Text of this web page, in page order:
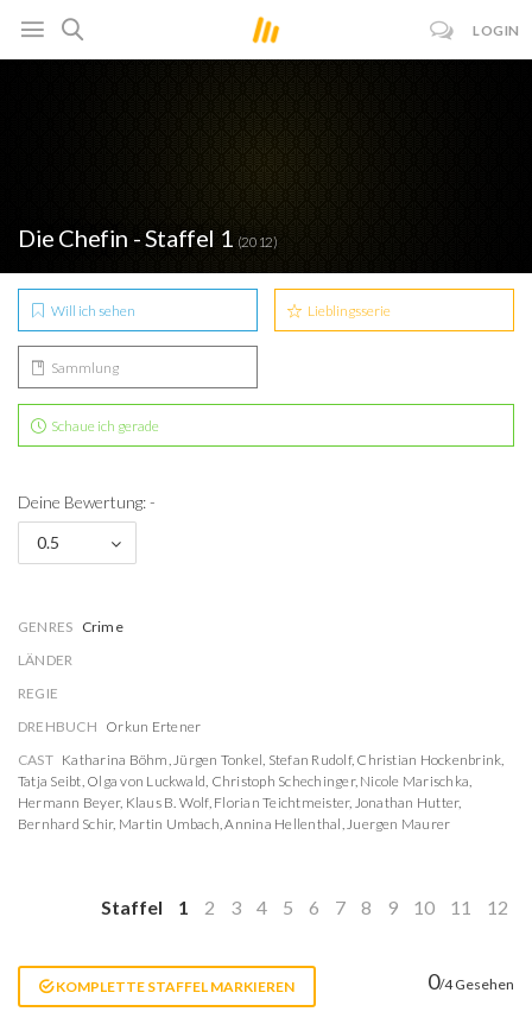
LOGIN
Die Chefin - Staffel 1 (2012)
Will ich sehen Lieblingsserie
Sammlung
Schaue ich gerade
Deine Bewertung: -
0.5
GENRES Crime
LÄNDER
REGIE
DREHBUCH Orkun Ertener
CAST Katharina Böhm,Jürgen Tonkel, Stefan Rudolf, Christian Hockenbrink,
Tatja Seibt, Olga von Luckwald, Christoph Schechinger, Nicole Marischka,
Hermann Beyer, Klaus B. Wolf, Florian Teichtmeister, Jonathan Hutter,
Bernhard Schir, Martin Umbach,Annina Hellenthal,Juergen Maurer
Staffel 1 2 3 4 5 6 7 8 9 10 11 12
KOMPLETTE STAFFEL MARKIEREN 0/4 Gesehen